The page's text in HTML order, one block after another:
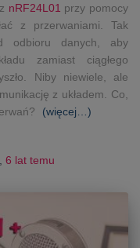
nRF24L01 przy pomocy
z przerwaniami. Tak
odbioru danych, aby
zamiast ciągłego
Niby niewiele, ale
z układem. Co,
(więcej…)
6 lat temu